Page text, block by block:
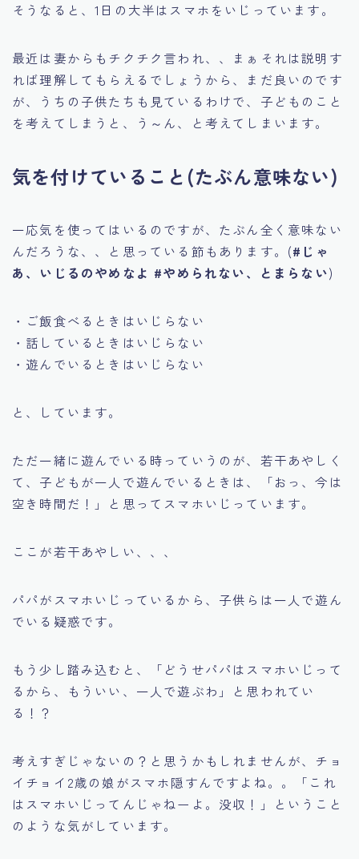
そうなると、1日の大半はスマホをいじっています。
最近は妻からもチクチク言われ、、まぁそれは説明す
れば理解してもらえるでしょうから、まだ良いのです
が、うちの子供たちも見ているわけで、子どものこと
を考えてしまうと、う～ん、と考えてしまいます。
気を付けていること(たぶん意味ない)
一応気を使ってはいるのですが、たぶん全く意味ない
んだろうな、、と思っている節もあります。(#じゃ
あ、いじるのやめなよ #やめられない、とまらない)
・ご飯食べるときはいじらない
・話しているときはいじらない
・遊んでいるときはいじらない
と、しています。
ただ一緒に遊んでいる時っていうのが、若干あやしく
て、子どもが一人で遊んでいるときは、「おっ、今は
空き時間だ！」と思ってスマホいじっています。
ここが若干あやしい、、、
パパがスマホいじっているから、子供らは一人で遊ん
でいる疑惑です。
もう少し踏み込むと、「どうせパパはスマホいじって
るから、もういい、一人で遊ぶわ」と思われてい
る！？
考えすぎじゃないの？と思うかもしれませんが、チョ
イチョイ2歳の娘がスマホ隠すんですよね。。「これ
はスマホいじってんじゃねーよ。没収！」ということ
のような気がしています。